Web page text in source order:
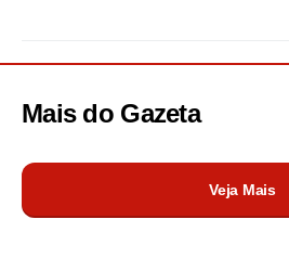
Mais do Gazeta
Veja Mais